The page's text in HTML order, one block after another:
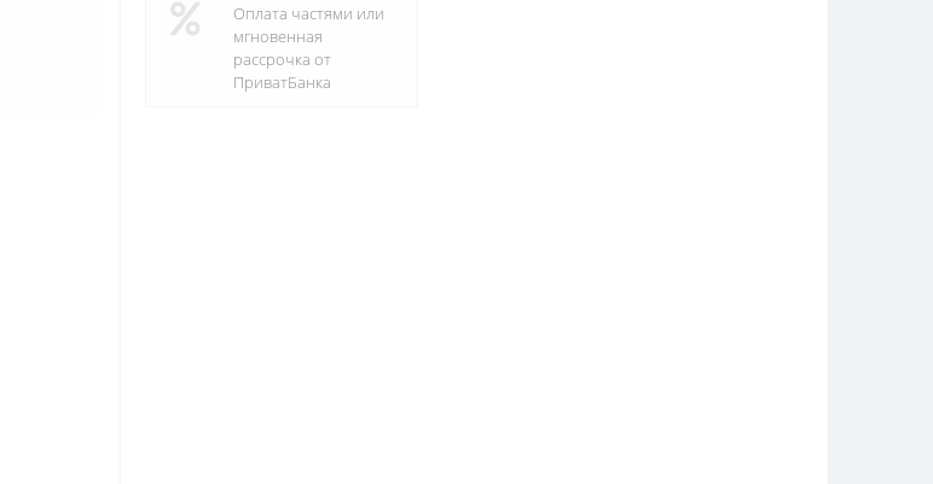
Оплата частями или
мгновенная
рассрочка от
ПриватБанка